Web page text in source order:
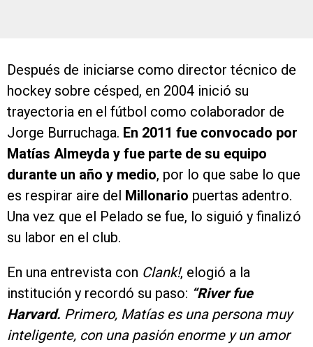
Después de iniciarse como director técnico de
hockey sobre césped, en 2004 inició su
trayectoria en el fútbol como colaborador de
Jorge Burruchaga. En 2011 fue convocado por
Matías Almeyda y fue parte de su equipo
durante un año y medio, por lo que sabe lo que
es respirar aire del Millonario puertas adentro.
Una vez que el Pelado se fue, lo siguió y finalizó
su labor en el club.
En una entrevista con Clank!, elogió a la
institución y recordó su paso: “River fue
Harvard. Primero, Matías es una persona muy
inteligente, con una pasión enorme y un amor